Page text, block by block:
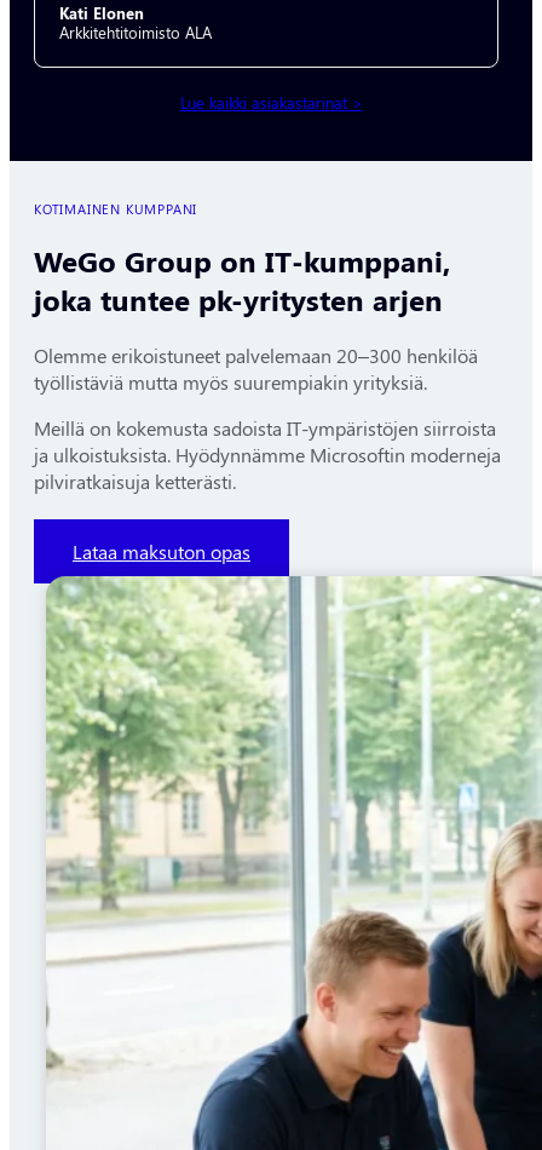
Kati Elonen
Arkkitehtitoimisto ALA
Lue kaikki asiakastarinat >
KOTIMAINEN KUMPPANI
WeGo Group on IT-kumppani,
joka tuntee pk-yritysten arjen
Olemme erikoistuneet palvelemaan 20–300 henkilöä
työllistäviä mutta myös suurempiakin yrityksiä.
Meillä on kokemusta sadoista IT-ympäristöjen siirroista
ja ulkoistuksista. Hyödynnämme Microsoftin moderneja
pilviratkaisuja ketterästi.
Lataa maksuton opas